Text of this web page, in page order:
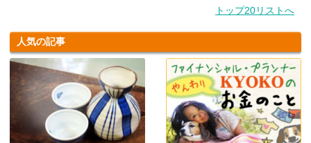
トップ20リストへ
人気の記事